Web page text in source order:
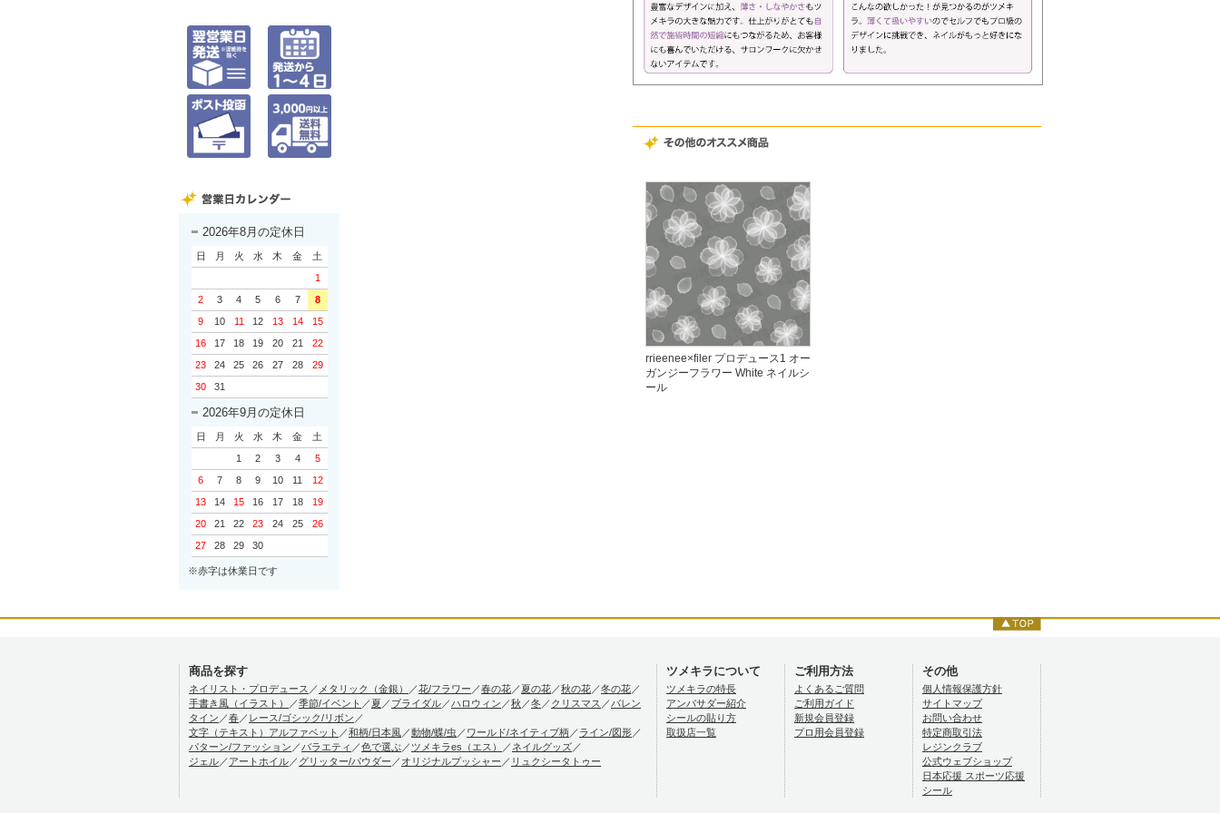
2026年8月の定休日
日 月 火 水 木 金
土
1
2
3 4 5 6 7
8
9
10 11 12 13 14
15
16
17 18 19 20 21
22
23
24 25 26 27 28
29
30
31
2026年9月の定休日
日 月 火 水 木 金
土
1
2 3 4
5
6
7 8 9 10 11
12
13
14 15 16 17 18
19
20
21 22 23 24 25
26
27
28 29 30
※赤字は休業日です
rrieenee×filer プロデュース1 オー
ガンジーフラワー White ネイルシ
ール
商品を探す
ネイリスト・プロデュース ／ メタリック（金銀） ／花/フラワー ／春の花 ／夏の花 ／秋の花 ／冬の花 ／
手書き風（イラスト）
／季節/イベント ／夏 ／ ブライダル ／ハロウィン ／秋 ／冬 ／ クリスマス ／ バレン
タイン ／春 ／ レース/ゴシック/リボン ／
文字（テキスト）アルファベット ／和柄/日本風 ／動物/蝶/虫 ／ ワールド/ネイティブ柄 ／ ライン/図形 ／
パターン/ファッション ／ バラエティ ／色で選ぶ ／ ツメキラes（エス） ／ ネイルグッズ ／
ジェル ／ アートホイル ／ グリッター/パウダー ／ オリジナルプッシャー ／ リュクシータトゥー
ツメキラについて
ツメキラの特長
アンバサダー紹介
シールの貼り方
取扱店一覧
ご利用方法
よくあるご質問
ご利用ガイド
新規会員登録
プロ用会員登録
その他
個人情報保護方針
サイトマップ
お問い合わせ
特定商取引法
レジンクラブ
公式ウェブショップ
日本応援 スポーツ応援
シール